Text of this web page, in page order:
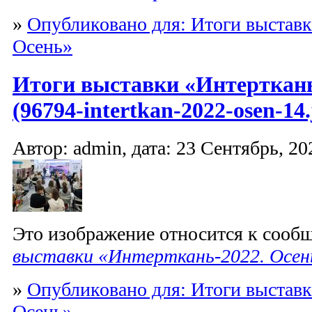
» Опубликовано для: Итоги
Осень»
Итоги выставки
(96794-intertkan-2022-osen-
Автор: admin, дата: 23 Сентябрь,
Это изображение относится к
выставки «Интерткань-2022.
» Опубликовано для: Итоги